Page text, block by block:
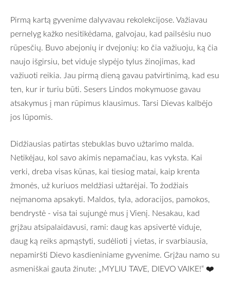
Pirmą kartą gyvenime dalyvavau rekolekcijose. Važiavau
pernelyg kažko nesitikėdama, galvojau, kad pailsėsiu nuo
rūpesčių. Buvo abejonių ir dvejonių: ko čia važiuoju, ką čia
naujo išgirsiu, bet viduje slypėjo tylus žinojimas, kad
važiuoti reikia. Jau pirmą dieną gavau patvirtinimą, kad esu
ten, kur ir turiu būti. Sesers Lindos mokymuose gavau
atsakymus į man rūpimus klausimus. Tarsi Dievas kalbėjo
jos lūpomis.
Didžiausias patirtas stebuklas buvo užtarimo malda.
Netikėjau, kol savo akimis nepamačiau, kas vyksta. Kai
verki, dreba visas kūnas, kai tiesiog matai, kaip krenta
žmonės, už kuriuos meldžiasi užtarėjai. To žodžiais
neįmanoma apsakyti. Maldos, tyla, adoracijos, pamokos,
bendrystė - visa tai sujungė mus į Vienį. Nesakau, kad
grįžau atsipalaidavusi, rami: daug kas apsivertė viduje,
daug ką reiks apmąstyti, sudėlioti į vietas, ir svarbiausia,
nepamiršti Dievo kasdieniniame gyvenime. Grįžau namo su
asmeniškai gauta žinute: „MYLIU TAVE, DIEVO VAIKE!“ ❤️